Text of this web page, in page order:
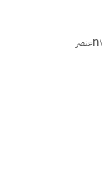
في\nعنصر